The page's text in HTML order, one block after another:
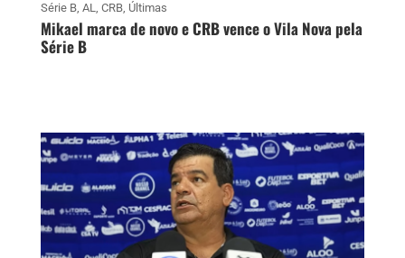
Série B, AL, CRB, Últimas
Mikael marca de novo e CRB vence o Vila Nova pela
Série B